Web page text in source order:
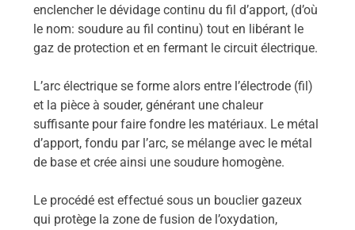
enclencher le dévidage continu du fil d’apport, (d’où
le nom: soudure au fil continu) tout en libérant le
gaz de protection et en fermant le circuit électrique.
L’arc électrique se forme alors entre l’électrode (fil)
et la pièce à souder, générant une chaleur
suffisante pour faire fondre les matériaux. Le métal
d’apport, fondu par l’arc, se mélange avec le métal
de base et crée ainsi une soudure homogène.
Le procédé est effectué sous un bouclier gazeux
qui protège la zone de fusion de l’oxydation,